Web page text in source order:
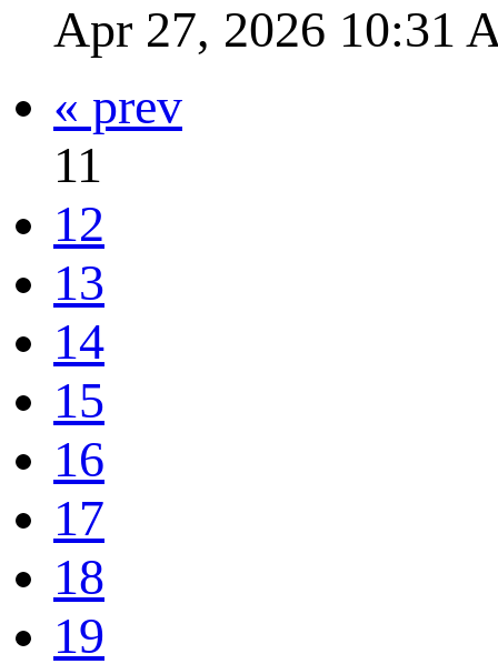
Apr 27, 2026 10:31
« prev
11
12
13
14
15
16
17
18
19